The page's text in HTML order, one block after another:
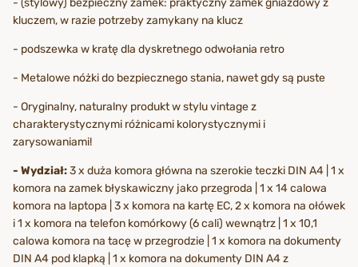
- (stylowy) bezpieczny zamek: praktyczny zamek gniazdowy z
kluczem, w razie potrzeby zamykany na klucz
- podszewka w kratę dla dyskretnego odwołania retro
- Metalowe nóżki do bezpiecznego stania, nawet gdy są puste
- Oryginalny, naturalny produkt w stylu vintage z
charakterystycznymi różnicami kolorystycznymi i
zarysowaniami!
- Wydział:3 x duża komora główna na szerokie teczki DIN A4 | 1 x
komora na zamek błyskawiczny jako przegroda | 1 x 14 calowa
komora na laptopa | 3 x komora na kartę EC, 2 x komora na ołówek
i 1 x komora na telefon komórkowy (6 cali) wewnątrz | 1 x 10,1
calowa komora na tacę w przegrodzie | 1 x komora na dokumenty
DIN A4 pod klapką | 1 x komora na dokumenty DIN A4 z